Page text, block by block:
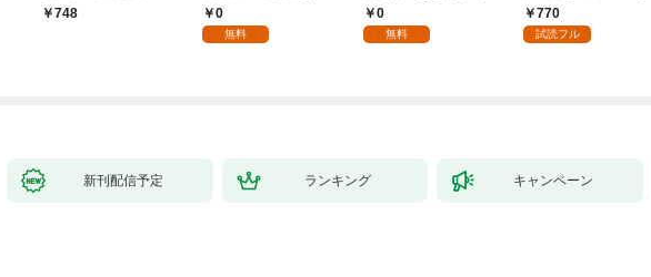
づくりを（コミック）
748
入れて自由を謳歌す
る。1
0
無料
年齢版】(1)
0
無料
ちのけでひたすら最強
を目指すモブ転生者～
770
試読フル
新刊配信予定 ランキング キャンペーン